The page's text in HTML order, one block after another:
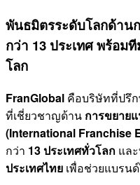
พันธมิตรระดับโลกด้าน
กว่า 13 ประเทศ พร้อม
โลก
FranGlobal คือบริษัทที่ปรึ
ที่เชี่ยวชาญด้าน การขยาย
(International Franchise
กว่า 13 ประเทศทั่วโลก แล
ประเทศไทย เพื่อช่วยแบรน